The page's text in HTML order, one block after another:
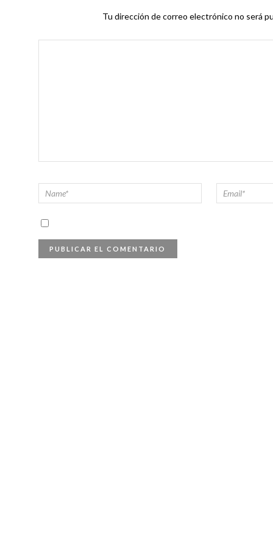
Tu dirección de correo electrónico no será